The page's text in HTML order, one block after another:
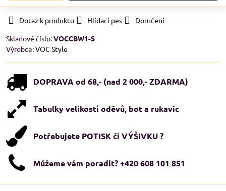
Dotaz k produktu Hlídací pes
Doručení
Skladové číslo:VOCCBW1-S
Výrobce:VOC Style
DOPRAVA od 68,- (nad 2 000,- ZDARMA)
Tabulky velikostí oděvů, bot a rukavic
Potřebujete POTISK či VÝŠIVKU ?
Můžeme vám poradit? +420 608 101 851